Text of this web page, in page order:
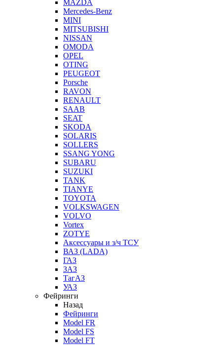
MAZDA
Mercedes-Benz
MINI
MITSUBISHI
NISSAN
OMODA
OPEL
OTING
PEUGEOT
Porsche
RAVON
RENAULT
SAAB
SEAT
SKODA
SOLARIS
SOLLERS
SSANG YONG
SUBARU
SUZUKI
TANK
TIANYE
TOYOTA
VOLKSWAGEN
VOLVO
Vortex
ZOTYE
Аксессуары и з/ч ТСУ
ВАЗ (LADA)
ГАЗ
ЗАЗ
ТагАЗ
УАЗ
Фейринги
Назад
Фейринги
Model FR
Model FS
Model FT